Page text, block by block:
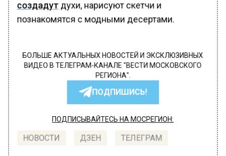
создадутдухи, нарисуют скетчи и
познакомятся с модными десертами.
БОЛЬШЕ АКТУАЛЬНЫХ НОВОСТЕЙ И ЭКСКЛЮЗИВНЫХ
ВИДЕО В ТЕЛЕГРАМ-КАНАЛЕ "ВЕСТИ МОСКОВСКОГО
РЕГИОНА".
ПОДПИШИСЬ!
ПОДПИСЫВАЙТЕСЬ НА МОСРЕГИОН:
НОВОСТИ ДЗЕН ТЕЛЕГРАМ